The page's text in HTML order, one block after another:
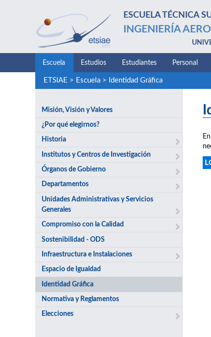
ESCUELA TÉCNICA
INGENIERÍA
Escuela Estudios Estudiantes Personal
ETSIAE > Escuela> Identidad Gráfica
Misión, Visión y Valores
¿Por qué elegirnos?
Historia
Institutos y Centros de Investigación
Órganos de Gobierno
Departamentos
Unidades Administrativas y Servicios
Generales
Compromiso con la Calidad
Sostenibilidad - ODS
Infraestructura e Instalaciones
Espacio de Igualdad
Identidad Gráfica
Normativa y Reglamentos
Elecciones